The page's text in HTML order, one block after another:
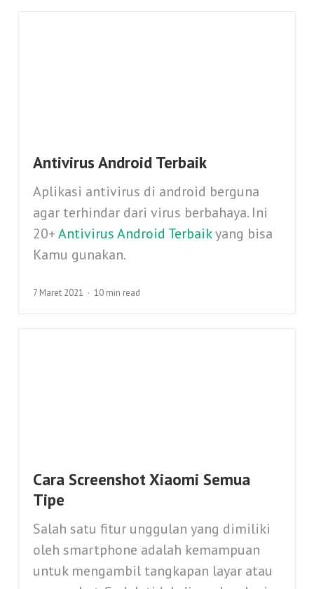
Antivirus Android Terbaik
Aplikasi antivirus di android berguna
agar terhindar dari virus berbahaya. Ini
20+Antivirus Android Terbaikyang bisa
Kamu gunakan.
7 Maret 2021 10 min read
Cara Screenshot Xiaomi Semua
Tipe
Salah satu fitur unggulan yang dimiliki
oleh smartphone adalah kemampuan
untuk mengambil tangkapan layar atau